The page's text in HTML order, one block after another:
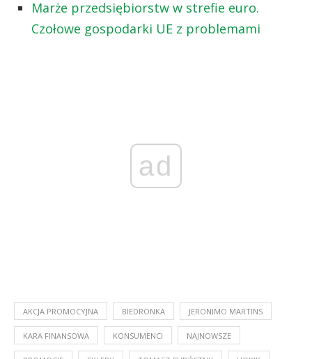
Marże przedsiębiorstw w strefie euro.
Czołowe gospodarki UE z problemami
ad
AKCJA PROMOCYJNA BIEDRONKA JERONIMO MARTINS
KARA FINANSOWA KONSUMENCI NAJNOWSZE